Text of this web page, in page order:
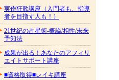
実作狂歌講座（入門者も、指導
者を目指す人も！）
21世紀の占星術-概論/相性/未来
予知法
成果が出る！あなたのアフィリ
エイトサポート講座
■資格取得■レイキ講座